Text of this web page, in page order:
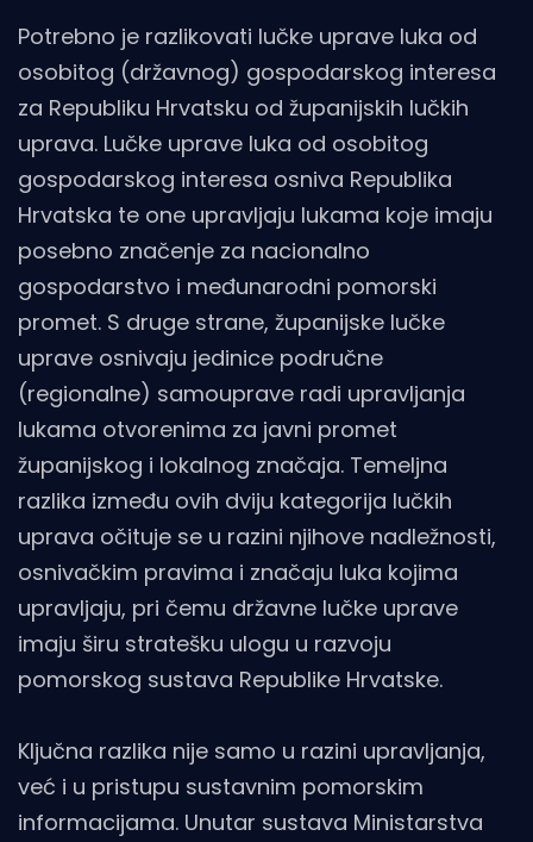
Potrebno je razlikovati lučke uprave luka od
osobitog (državnog) gospodarskog interesa
za Republiku Hrvatsku od županijskih lučkih
uprava. Lučke uprave luka od osobitog
gospodarskog interesa osniva Republika
Hrvatska te one upravljaju lukama koje imaju
posebno značenje za nacionalno
gospodarstvo i međunarodni pomorski
promet. S druge strane, županijske lučke
uprave osnivaju jedinice područne
(regionalne) samouprave radi upravljanja
lukama otvorenima za javni promet
županijskog i lokalnog značaja. Temeljna
razlika između ovih dviju kategorija lučkih
uprava očituje se u razini njihove nadležnosti,
osnivačkim pravima i značaju luka kojima
upravljaju, pri čemu državne lučke uprave
imaju širu stratešku ulogu u razvoju
pomorskog sustava Republike Hrvatske.
Ključna razlika nije samo u razini upravljanja,
već i u pristupu sustavnim pomorskim
informacijama. Unutar sustava Ministarstva